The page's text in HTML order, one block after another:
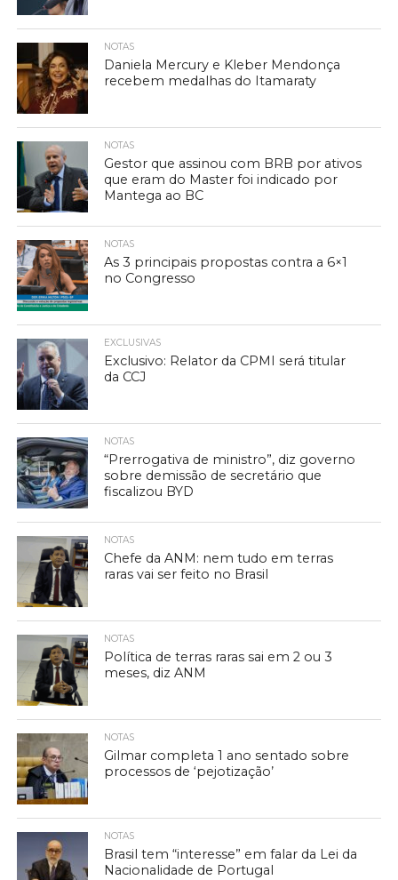
NOTAS
Daniela Mercury e Kleber Mendonça
recebem medalhas do Itamaraty
NOTAS
Gestor que assinou com BRB por ativos
que eram do Master foi indicado por
Mantega ao BC
NOTAS
As 3 principais propostas contra a 6×1
no Congresso
EXCLUSIVAS
Exclusivo: Relator da CPMI será titular
da CCJ
NOTAS
“Prerrogativa de ministro”, diz governo
sobre demissão de secretário que
fiscalizou BYD
NOTAS
Chefe da ANM: nem tudo em terras
raras vai ser feito no Brasil
NOTAS
Política de terras raras sai em 2 ou 3
meses, diz ANM
NOTAS
Gilmar completa 1 ano sentado sobre
processos de ‘pejotização’
NOTAS
Brasil tem “interesse” em falar da Lei da
Nacionalidade de Portugal